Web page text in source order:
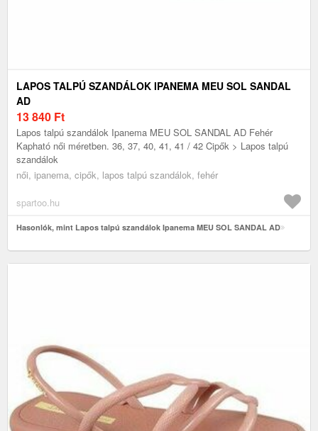
LAPOS TALPÚ SZANDÁLOK IPANEMA MEU SOL SANDAL
AD
13 840 Ft
Lapos talpú szandálok Ipanema MEU SOL SANDAL AD Fehér
Kapható női méretben. 36, 37, 40, 41, 41 / 42 Cipők > Lapos talpú
szandálok
női, ipanema, cipők, lapos talpú szandálok, fehér
spartoo.hu
Hasonlók, mint Lapos talpú szandálok Ipanema MEU SOL SANDAL AD